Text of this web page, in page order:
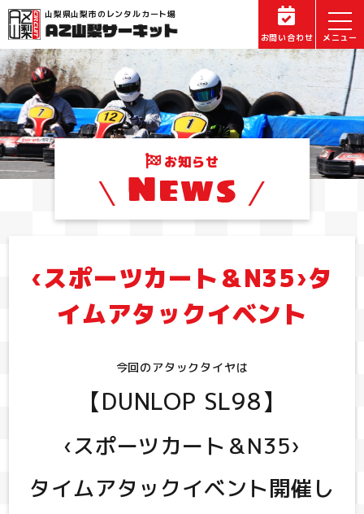
山梨県山梨市のレンタルカート場
お問い合わせ
お知らせ
News
‹スポーツカート＆N35›タ
イムアタックイベント
今回のアタックタイヤは
【DUNLOP SL98】
‹スポーツカート＆N35›
タイムアタックイベント開催し